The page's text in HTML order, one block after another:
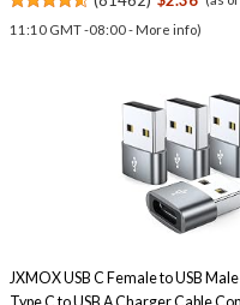
11:10 GMT -08:00 - More info)
JXMOX USB C Female to USB